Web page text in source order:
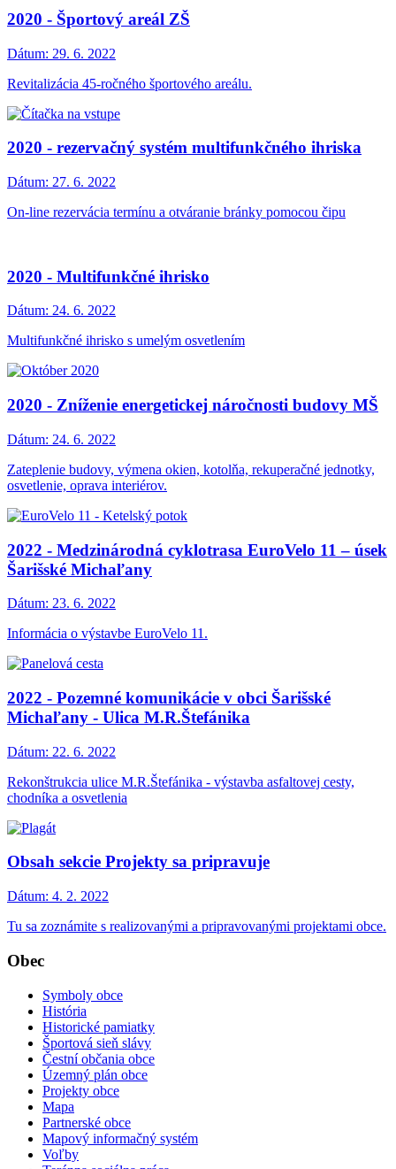
2020 - Športový areál ZŠ
Dátum: 29. 6. 2022
Revitalizácia 45-ročného športového areálu.
2020 - rezervačný systém multifunkčného ihriska
Dátum: 27. 6. 2022
On-line rezervácia termínu a otváranie bránky pomocou čipu
2020 - Multifunkčné ihrisko
Dátum: 24. 6. 2022
Multifunkčné ihrisko s umelým osvetlením
2020 - Zníženie energetickej náročnosti budovy MŠ
Dátum: 24. 6. 2022
Zateplenie budovy, výmena okien, kotolňa, rekuperačné jednotky,
osvetlenie, oprava interiérov.
2022 - Medzinárodná cyklotrasa EuroVelo 11 – úsek
Šarišské Michaľany
Dátum: 23. 6. 2022
Informácia o výstavbe EuroVelo 11.
2022 - Pozemné komunikácie v obci Šarišské
Michaľany - Ulica M.R.Štefánika
Dátum: 22. 6. 2022
Rekonštrukcia ulice M.R.Štefánika - výstavba asfaltovej cesty,
chodníka a osvetlenia
Obsah sekcie Projekty sa pripravuje
Dátum: 4. 2. 2022
Tu sa zoznámite s realizovanými a pripravovanými projektami obce.
Obec
Symboly obce
História
Historické pamiatky
Športová sieň slávy
Čestní občania obce
Územný plán obce
Projekty obce
Mapa
Partnerské obce
Mapový informačný systém
Voľby